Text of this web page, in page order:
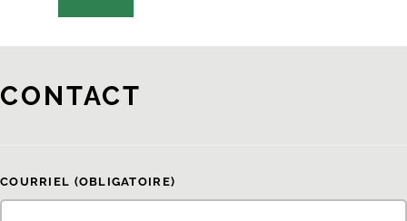
CONTACT
COURRIEL (OBLIGATOIRE)